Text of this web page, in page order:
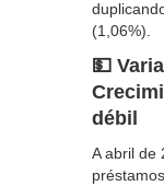
(1,06%).
💵
débil
A abril de